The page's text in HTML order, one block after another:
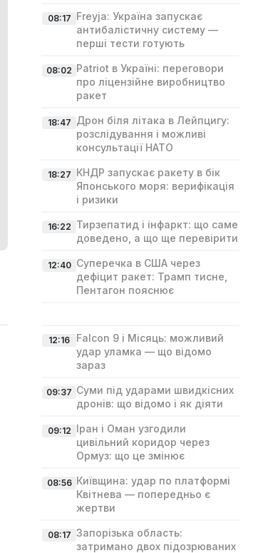
08:17 Freyja: Україна запускає
антибалістичну систему —
перші тести готують
08:02 Patriot в Україні: переговори
про ліцензійне виробництво
ракет
18:47 Дрон біля літака в Лейпцигу:
розслідування і можливі
консультації НАТО
18:27 КНДР запускає ракету в бік
Японського моря: верифікація
і ризики
16:22 Тирзепатид і інфаркт: що саме
доведено, а що ще перевірити
12:40 Суперечка в США через
дефіцит ракет: Трамп тисне,
Пентагон пояснює
12:16
Falcon 9 і Місяць: можливий
удар уламка — що відомо
зараз
09:37 Суми під ударами швидкісних
дронів: що відомо і як діяти
09:12 Іран і Оман узгодили
цивільний коридор через
Ормуз: що це змінює
08:56 Київщина: удар по платформі
Квітнева — попередньо є
жертви
08:17 Запорізька область:
затримано двох підозрюваних